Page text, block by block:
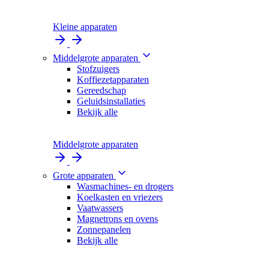
Kleine apparaten
Middelgrote apparaten
Stofzuigers
Koffiezetapparaten
Gereedschap
Geluidsinstallaties
Bekijk alle
Middelgrote apparaten
Grote apparaten
Wasmachines- en drogers
Koelkasten en vriezers
Vaatwassers
Magnetrons en ovens
Zonnepanelen
Bekijk alle